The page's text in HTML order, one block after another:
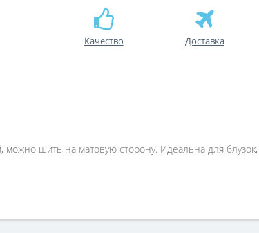
Качество Доставка
шить на матовую сторону. Идеальна для